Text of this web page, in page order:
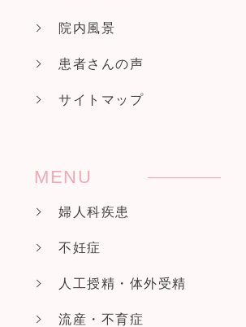
院内風景
患者さんの声
サイトマップ
MENU
婦人科疾患
不妊症
人工授精・体外受精
流産・不育症